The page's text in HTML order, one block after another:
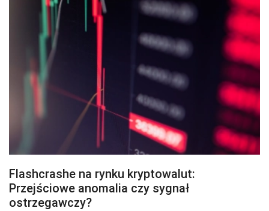
Flashcrashe na rynku kryptowalut:
Przejściowe anomalia czy sygnał
ostrzegawczy?